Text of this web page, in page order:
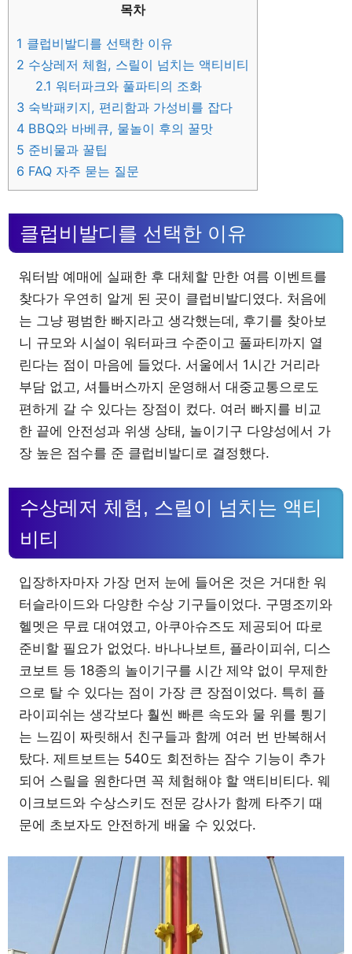
목차
1 클럽비발디를 선택한 이유
2 수상레저 체험, 스릴이 넘치는 액티비티
2.1 워터파크와 풀파티의 조화
3 숙박패키지, 편리함과 가성비를 잡다
4 BBQ와 바베큐, 물놀이 후의 꿀맛
5 준비물과 꿀팁
6 FAQ 자주 묻는 질문
클럽비발디를 선택한 이유
워터밤 예매에 실패한 후 대체할 만한 여름 이벤트를
찾다가 우연히 알게 된 곳이 클럽비발디였다. 처음에
는 그냥 평범한 빠지라고 생각했는데, 후기를 찾아보
니 규모와 시설이 워터파크 수준이고 풀파티까지 열
린다는 점이 마음에 들었다. 서울에서 1시간 거리라
부담 없고, 셔틀버스까지 운영해서 대중교통으로도
편하게 갈 수 있다는 장점이 컸다. 여러 빠지를 비교
한 끝에 안전성과 위생 상태, 놀이기구 다양성에서 가
장 높은 점수를 준 클럽비발디로 결정했다.
수상레저 체험, 스릴이 넘치는 액티
비티
입장하자마자 가장 먼저 눈에 들어온 것은 거대한 워
터슬라이드와 다양한 수상 기구들이었다. 구명조끼와
헬멧은 무료 대여였고, 아쿠아슈즈도 제공되어 따로
준비할 필요가 없었다. 바나나보트, 플라이피쉬, 디스
코보트 등 18종의 놀이기구를 시간 제약 없이 무제한
으로 탈 수 있다는 점이 가장 큰 장점이었다. 특히 플
라이피쉬는 생각보다 훨씬 빠른 속도와 물 위를 튕기
는 느낌이 짜릿해서 친구들과 함께 여러 번 반복해서
탔다. 제트보트는 540도 회전하는 잠수 기능이 추가
되어 스릴을 원한다면 꼭 체험해야 할 액티비티다. 웨
이크보드와 수상스키도 전문 강사가 함께 타주기 때
문에 초보자도 안전하게 배울 수 있었다.